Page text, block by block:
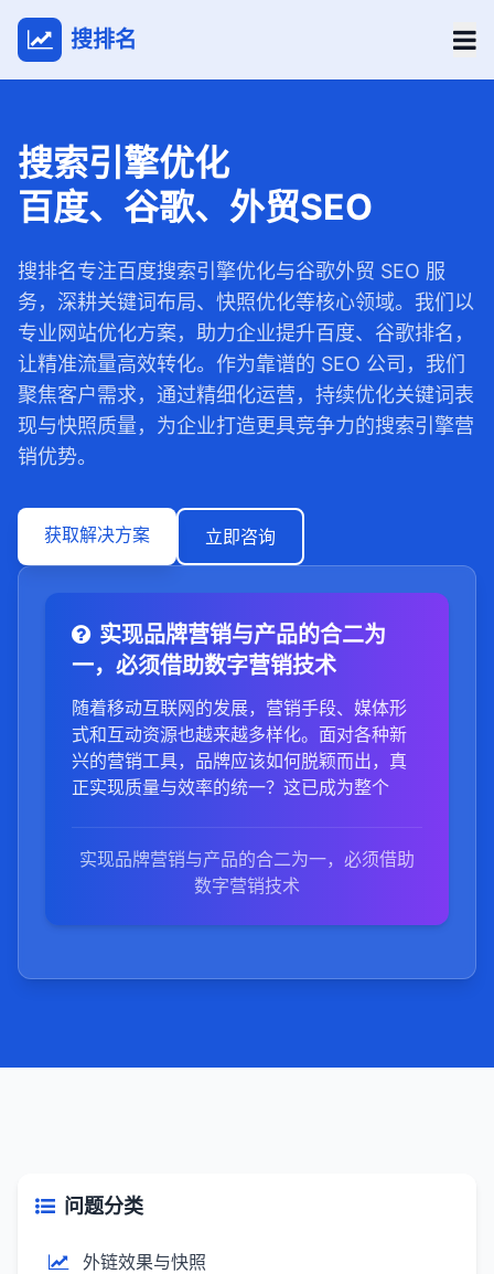
搜排名
搜索引擎优化
百度、谷歌、外贸SEO
搜排名专注百度搜索引擎优化与谷歌外贸 SEO 服
务，深耕关键词布局、快照优化等核心领域。我们以
专业网站优化方案，助力企业提升百度、谷歌排名，
让精准流量高效转化。作为靠谱的 SEO 公司，我们
聚焦客户需求，通过精细化运营，持续优化关键词表
现与快照质量，为企业打造更具竞争力的搜索引擎营
销优势。
获取解决方案 立即咨询
实现品牌营销与产品的合二为
一，必须借助数字营销技术
随着移动互联网的发展，营销手段、媒体形
式和互动资源也越来越多样化。面对各种新
兴的营销工具，品牌应该如何脱颖而出，真
正实现质量与效率的统一？这已成为整个
实现品牌营销与产品的合二为一，必须借助
数字营销技术
问题分类
外链效果与快照